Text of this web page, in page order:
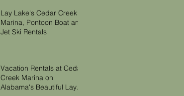
Lay Lake's Cedar Creek
Marina, Pontoon Boat and
Jet Ski Rentals
Vacation Rentals at Cedar
Creek Marina on
Alabama's Beautiful Lay